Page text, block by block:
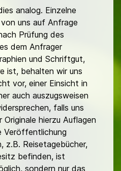
analog. Einzelne
uns auf Anfrage
Prüfung des
dem Anfrager
und Schriftgut,
ist, behalten wir uns
vor, einer Einsicht in
auch auszugsweisen
falls uns
hierzu Auflagen
Veröffentlichung
z.B. Reisetagebücher,
befinden, ist
sondern nur das